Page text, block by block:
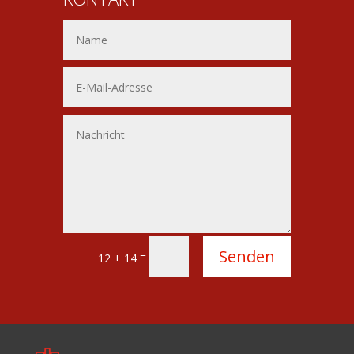
12 + 14 = Senden